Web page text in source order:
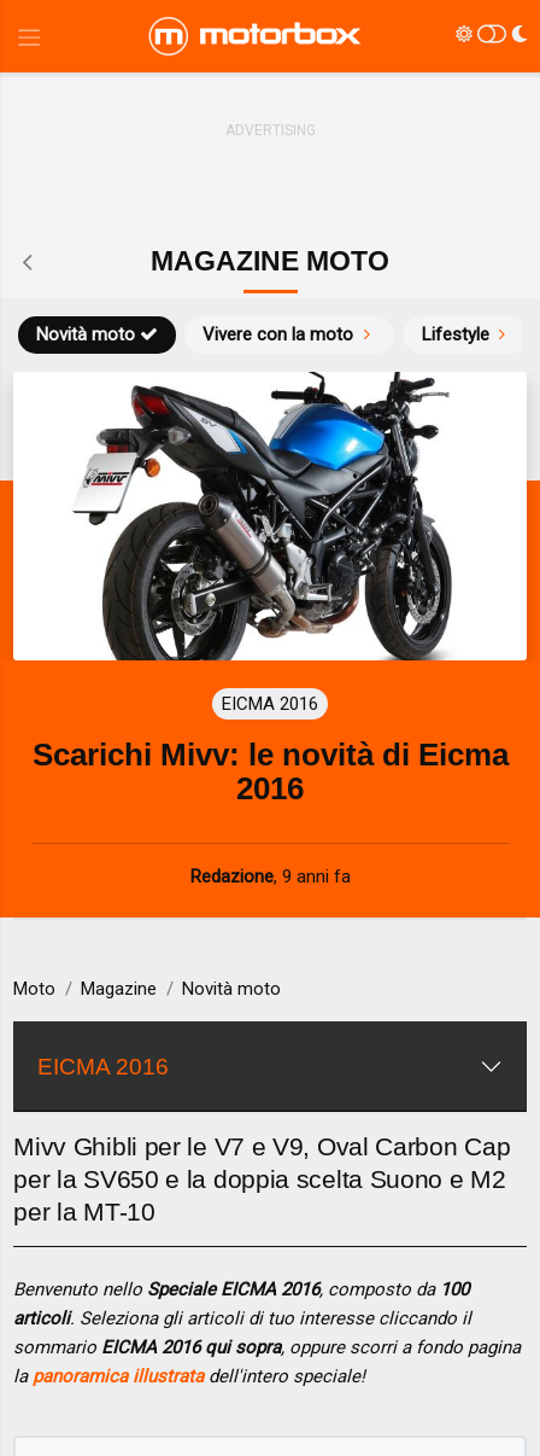
MAGAZINE MOTO
Novità moto Vivere con la moto Lifestyle
EICMA 2016
Scarichi Mivv: le novità di Eicma
2016
Redazione, 9 anni fa
Moto Magazine Novità moto
EICMA 2016
Mivv Ghibli per le V7 e V9, Oval Carbon Cap
per la SV650 e la doppia scelta Suono e M2
per la MT-10
Benvenuto nello Speciale EICMA 2016, composto da 100
articoli. Seleziona gli articoli di tuo interesse cliccando il
sommario EICMA 2016 qui sopra, oppure scorri a fondo pagina
la panoramica illustratadell'intero speciale!